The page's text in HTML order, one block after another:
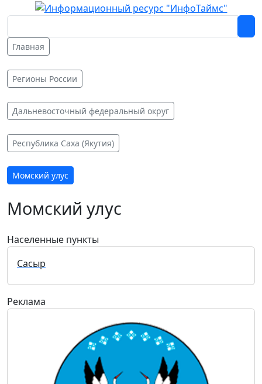
Главная
Регионы России
Дальневосточный федеральный округ
Республика Саха (Якутия)
Момский улус
Момский улус
Населенные пункты
Сасыр
Реклама